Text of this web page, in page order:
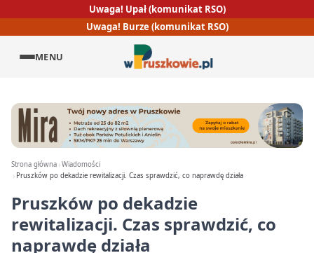
Uwaga! Upał (komunikat RSO)
Uwaga! Burze (komunikat RSO)
MENU
Strona główna Wiadomości
Pruszków po dekadzie rewitalizacji. Czas sprawdzić, co naprawdę działa
Pruszków po dekadzie
rewitalizacji. Czas sprawdzić, co
naprawdę działa